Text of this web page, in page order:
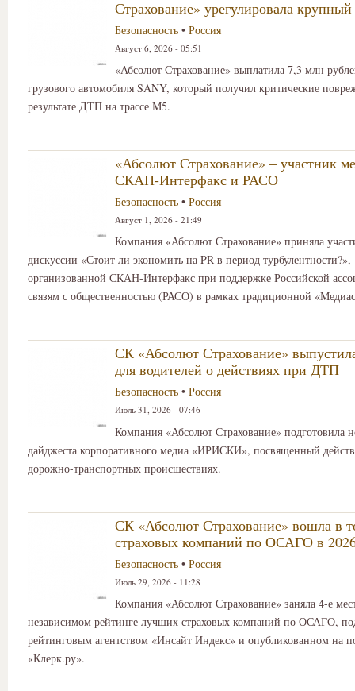
Страхование» урегулировала
Безопасность • Россия
Август 6, 2026 - 05:51
«Абсолют Страхование» выплатила 7,3 млн
грузового автомобиля SANY, который получил критические
результате ДТП на трассе М5.
«Абсолют Страхование» – участник
СКАН-Интерфакс и РАСО
Безопасность • Россия
Август 1, 2026 - 21:49
Компания «Абсолют Страхование» приняла
дискуссии «Стоит ли экономить на PR в период турбулентности?»,
организованной СКАН-Интерфакс при поддержке Российской
связям с общественностью (РАСО) в рамках традиционной
СК «Абсолют Страхование»
для водителей о действиях при ДТП
Безопасность • Россия
Июль 31, 2026 - 07:46
Компания «Абсолют Страхование» подготовила
дайджеста корпоративного медиа «ИРИСКИ», посвященный
дорожно-транспортных происшествиях.
СК «Абсолют Страхование» вошла в
страховых компаний по ОСАГО в
Безопасность • Россия
Июль 29, 2026 - 11:28
Компания «Абсолют Страхование» заняла 4-е
независимом рейтинге лучших страховых компаний по ОСАГО,
рейтинговым агентством «Инсайт Индекс» и опубликованном на
«Клерк.ру».